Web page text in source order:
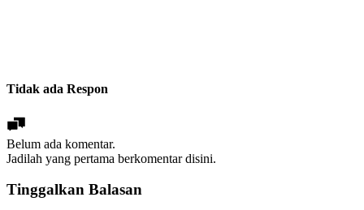
Tidak ada Respon
Belum ada komentar.
Jadilah yang pertama berkomentar disini.
Tinggalkan Balasan